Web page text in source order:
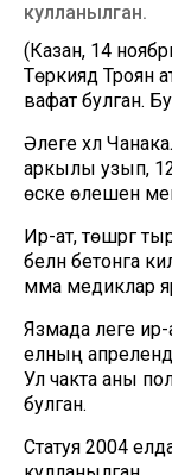
кулланылган.
(Казан, 14
Төркиядә
вафат булган. Бу
Әлеге хәл
аркылы узып,
өске өлешенә
Ир-ат, төшәргә
белән бетонга
әмма медиклар
Язмада әлеге
елның
Ул чакта аны
булган.
Статуя 2004